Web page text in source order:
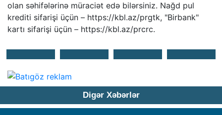
olan səhifələrinə müraciət edə bilərsiniz. Nağd pul
krediti sifarişi üçün – https://kbl.az/prgtk, "Birbank"
kartı sifarişi üçün – https://kbl.az/prcrc.
Digər Xəbərlər